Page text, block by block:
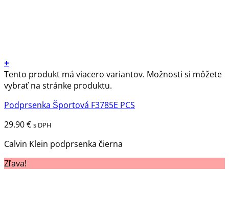
+
Tento produkt má viacero variantov. Možnosti si môžete
vybrať na stránke produktu.
Podprsenka Športová F3785E PCS
29.90€ s DPH
Calvin Klein podprsenka čierna
Zľava!